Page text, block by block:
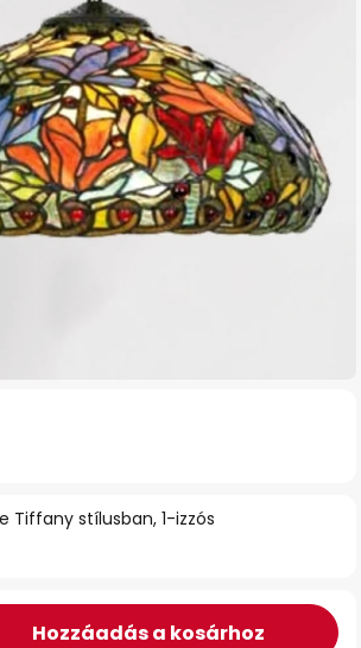
Tiffany stílusban, 1-izzós
Hozzáadás a kosárhoz